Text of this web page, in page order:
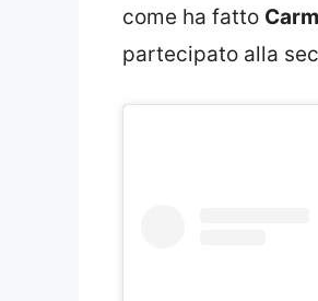
come ha fatto
partecipato alla